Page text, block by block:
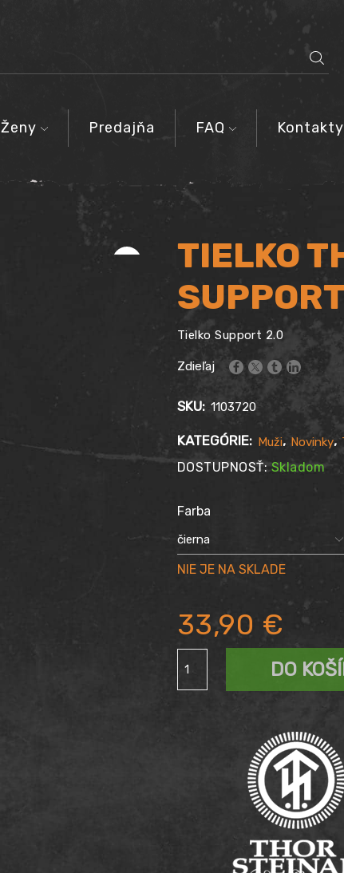
Ženy Predajňa FAQ Kontakty
TIELKO
Tielko Support 2.0
Zdieľaj
SKU: 1103720
KATEGÓRIE: Muži, Novinky,
DOSTUPNOSŤ:Skladom
Farba
33,90 €
TIELKO
DO